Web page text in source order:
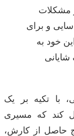
مشکلات
و برای
خود به
با تکیه بر یک
کند که مسیری
حاصل از کارش،